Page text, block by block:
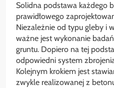
Solidna podstawa każdego
prawidłowego
Niezależnie od typu gleby i
ważne jest wykonanie
gruntu. Dopiero na tej
odpowiedni system
Kolejnym krokiem jest
zwykle realizowanej z